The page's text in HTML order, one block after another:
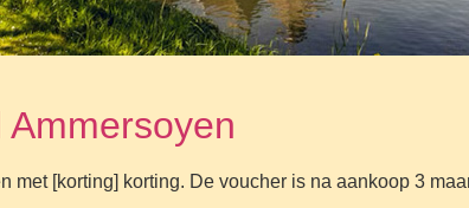
met [korting] korting. De voucher is na aankoop 3